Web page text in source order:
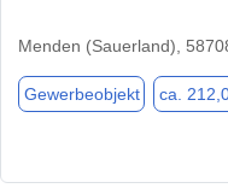
Menden (Sauerland),
Gewerbeobjekt ca.